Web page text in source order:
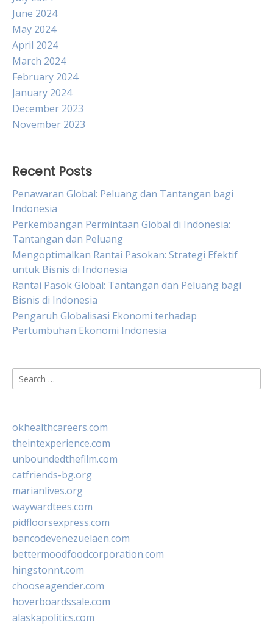
June 2024
May 2024
April 2024
March 2024
February 2024
January 2024
December 2023
November 2023
Recent Posts
Penawaran Global: Peluang dan Tantangan bagi
Indonesia
Perkembangan Permintaan Global di Indonesia:
Tantangan dan Peluang
Mengoptimalkan Rantai Pasokan: Strategi Efektif
untuk Bisnis di Indonesia
Rantai Pasok Global: Tantangan dan Peluang bagi
Bisnis di Indonesia
Pengaruh Globalisasi Ekonomi terhadap
Pertumbuhan Ekonomi Indonesia
Search
for:
okhealthcareers.com
theintexperience.com
unboundedthefilm.com
catfriends-bg.org
marianlives.org
waywardtees.com
pidfloorsexpress.com
bancodevenezuelaen.com
bettermoodfoodcorporation.com
hingstonnt.com
chooseagender.com
hoverboardssale.com
alaskapolitics.com